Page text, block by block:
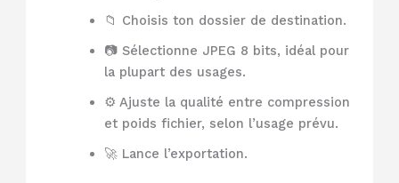
📁 Choisis ton dossier de destination.
📷 Sélectionne JPEG 8 bits, idéal pour
la plupart des usages.
⚙️ Ajuste la qualité entre compression
et poids fichier, selon l’usage prévu.
🚀 Lance l’exportation.